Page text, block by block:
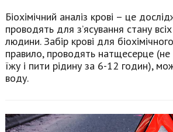
Біохімічний аналіз крові – це
проводять для з’ясування стану
людини. Забір крові для
правило, проводять натщесерце
їжу і пити рідину за 6-12 годин),
воду.